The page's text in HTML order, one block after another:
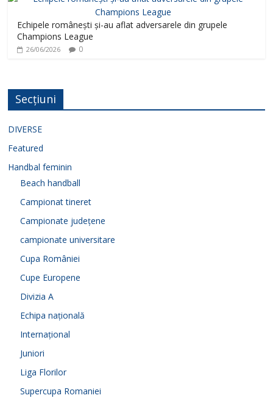
Echipele românești și-au aflat adversarele din grupele
Champions League
26/06/2026 0
Secțiuni
DIVERSE
Featured
Handbal feminin
Beach handball
Campionat tineret
Campionate județene
campionate universitare
Cupa României
Cupe Europene
Divizia A
Echipa națională
Internațional
Juniori
Liga Florilor
Supercupa Romaniei